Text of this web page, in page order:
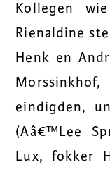
Kollegen
Rienaldine
Henk en
eindigden,
(Aâ€™Lee
Lux, fokker